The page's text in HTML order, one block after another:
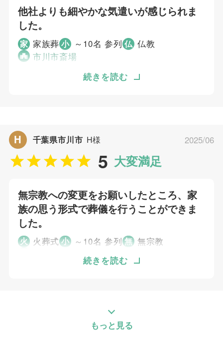
お迎え対応 5
打ち合わせの対応
ご葬儀当日の対応
他社よりも細やかな気遣いが感じられま
した。
家 家族葬小 ～10名 参列 仏 仏教
市川市斎場
前回もお願いしたことと、電話対応が良かった
やかな気遣いが感じられました。香典を入れる
バッグや遺影を入れる手提げが用意されていた
のは助かりました。
お問い合わせ対応 5
事前相談
お迎え対応
打ち合わせの対応
高野 孝徳
続きを読む
5 大変満足
H 千葉県市川市 H様 2025/06
無宗教への変更をお願いしたところ、家
族の思う形式で葬儀を行うことができま
した。
火 火葬式小 ～10名 参列 無 無宗教
ろ、家族の思う形式で葬儀を行うことができま
続きを読む
もっと見る